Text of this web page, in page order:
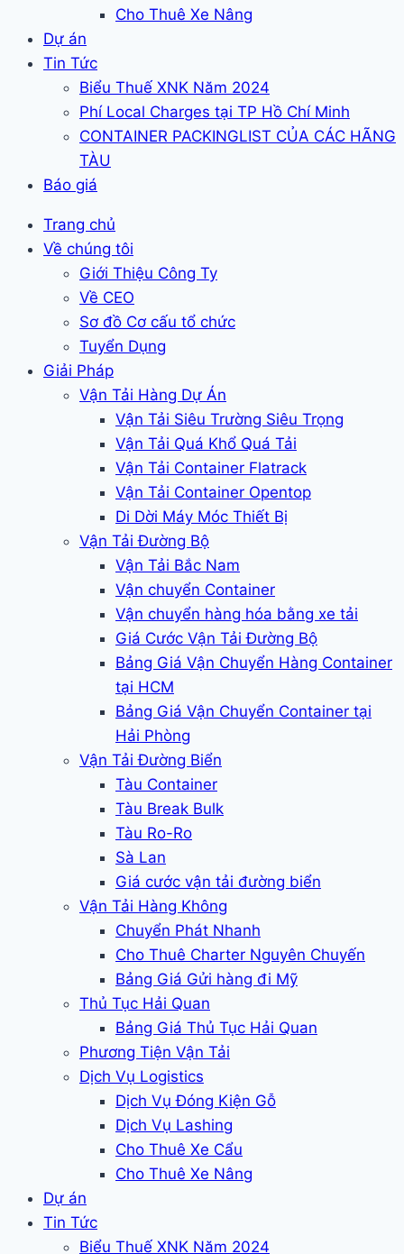
Cho Thuê Xe Nâng
Dự án
Tin Tức
Biểu Thuế XNK Năm 2024
Phí Local Charges tại TP Hồ Chí Minh
CONTAINER PACKINGLIST CỦA CÁC HÃNG
TÀU
Báo giá
Trang chủ
Về chúng tôi
Giới Thiệu Công Ty
Về CEO
Sơ đồ Cơ cấu tổ chức
Tuyển Dụng
Giải Pháp
Vận Tải Hàng Dự Án
Vận Tải Siêu Trường Siêu Trọng
Vận Tải Quá Khổ Quá Tải
Vận Tải Container Flatrack
Vận Tải Container Opentop
Di Dời Máy Móc Thiết Bị
Vận Tải Đường Bộ
Vận Tải Bắc Nam
Vận chuyển Container
Vận chuyển hàng hóa bằng xe tải
Giá Cước Vận Tải Đường Bộ
Bảng Giá Vận Chuyển Hàng Container
tại HCM
Bảng Giá Vận Chuyển Container tại
Hải Phòng
Vận Tải Đường Biển
Tàu Container
Tàu Break Bulk
Tàu Ro-Ro
Sà Lan
Giá cước vận tải đường biển
Vận Tải Hàng Không
Chuyển Phát Nhanh
Cho Thuê Charter Nguyên Chuyến
Bảng Giá Gửi hàng đi Mỹ
Thủ Tục Hải Quan
Bảng Giá Thủ Tục Hải Quan
Phương Tiện Vận Tải
Dịch Vụ Logistics
Dịch Vụ Đóng Kiện Gỗ
Dịch Vụ Lashing
Cho Thuê Xe Cẩu
Cho Thuê Xe Nâng
Dự án
Tin Tức
Biểu Thuế XNK Năm 2024